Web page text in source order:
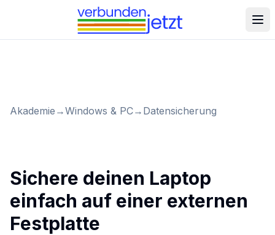
Akademie →Windows & PC→ Datensicherung
Sichere deinen Laptop
einfach auf einer externen
Festplatte